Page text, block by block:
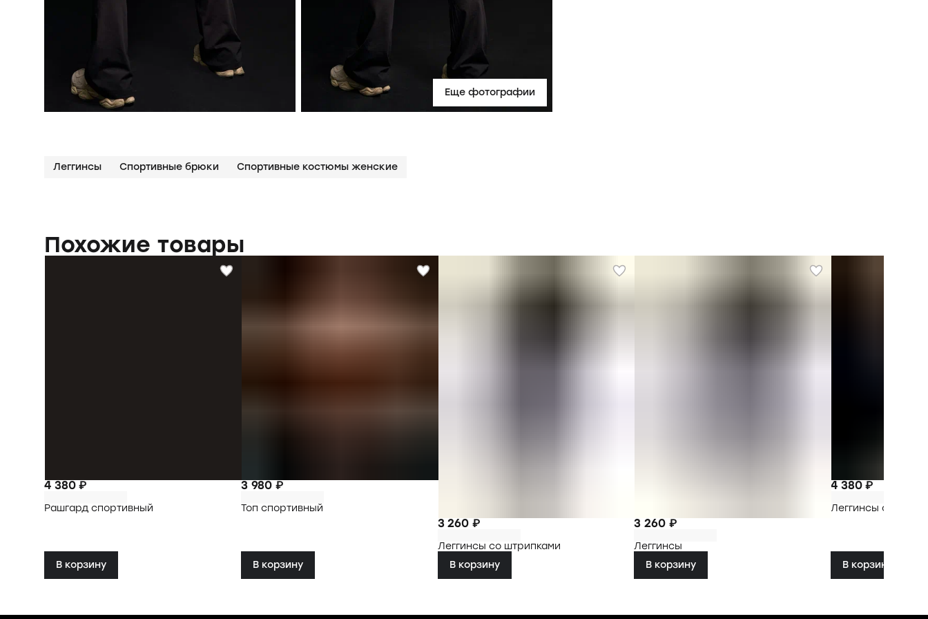
Еще фотографии
Леггинсы Спортивные брюки Спортивные костюмы женские
Похожие товары
4 380 ₽
Рашгард спортивный
В корзину
3 980 ₽
Топ спортивный
В корзину
3 260 ₽
Леггинсы со штрипками
В корзину
3 260 ₽
Леггинсы
В корзину
4 380 ₽
Леггинсы
В корзину